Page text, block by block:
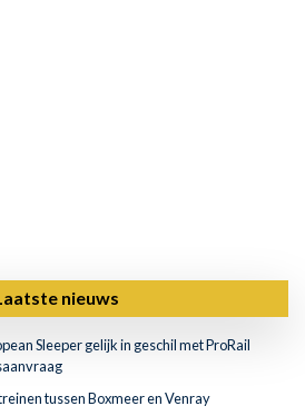
nieuws
Sleeper gelijk in geschil met ProRail
tussen Boxmeer en Venray